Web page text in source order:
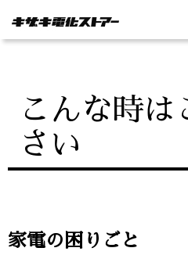
こんな時は
さい
家電の困りごと